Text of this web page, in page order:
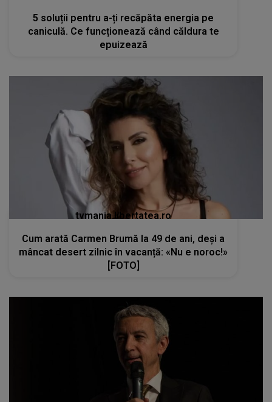
5 soluții pentru a-ți recăpăta energia pe
caniculă. Ce funcționează când căldura te
epuizează
tvmania.libertatea.ro
Cum arată Carmen Brumă la 49 de ani, deși a
mâncat desert zilnic în vacanță: «Nu e noroc!»
[FOTO]